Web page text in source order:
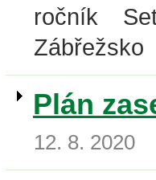
ročník
Zábřežsko
Plán
12. 8. 2020